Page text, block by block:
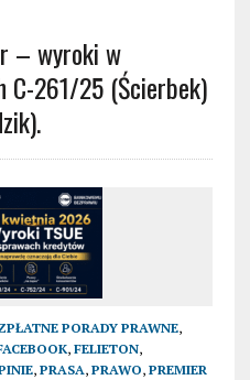
– wyroki w
C-261/25 (Ścierbek)
PORADY PRAWNE,
, FELIETON,
, PRASA, PRAWO, PREMIER